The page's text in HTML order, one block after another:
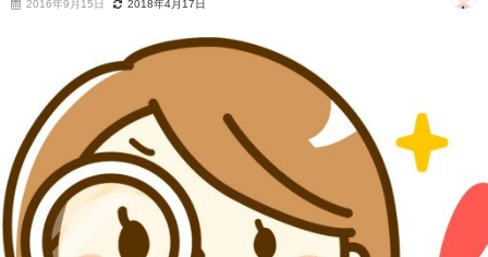
2016年9月15日 2018年4月17日